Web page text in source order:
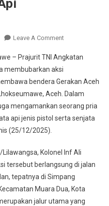
Leave A CommentOn
Bubarkan
Pembawa
Bendera
GAM
Dan
Senjata
– Prajurit TNI Angkatan
membubarkan aksi
bendera Gerakan Aceh
Aceh. Dalam
mengamankan seorang pria
api jenis pistol serta senjata
(25/12/2025).
Kolonel Inf Ali
tersebut berlangsung di jalan
tepatnya di Simpang
Muara Dua, Kota
jalur utama yang